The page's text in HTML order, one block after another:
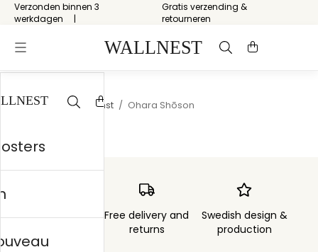
Verzonden binnen 3
werkdagen
Gratis verzending &
retourneren
Start / Japanse kunst / Ohara Shōson
Order sent within Free delivery and
returns
Swedish design &
production